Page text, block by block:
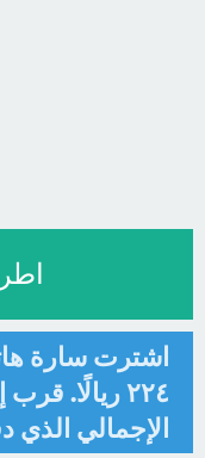
٢٢٤ ريالًا.
الإجمالي الذي